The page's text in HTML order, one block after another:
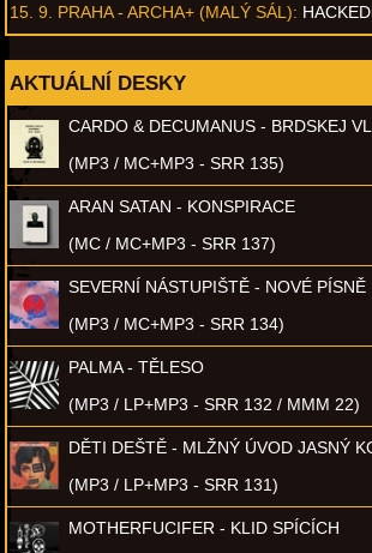
15. 9. PRAHA - ARCHA+ (MALÝ SÁL):
AKTUÁLNÍ DESKY
CARDO & DECUMANUS - BRDSKEJ
(MP3 / MC+MP3 - SRR 135)
ARAN SATAN - KONSPIRACE
(MC / MC+MP3 - SRR 137)
SEVERNÍ NÁSTUPIŠTĚ - NOVÉ PÍSNĚ
(MP3 / MC+MP3 - SRR 134)
PALMA - TĚLESO
(MP3 / LP+MP3 - SRR 132 / MMM 22)
DĚTI DEŠTĚ - MLŽNÝ ÚVOD JASNÝ
(MP3 / LP+MP3 - SRR 131)
MOTHERFUCIFER - KLID SPÍCÍCH